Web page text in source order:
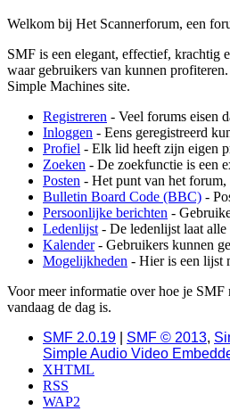
Welkom bij Het Scannerforum, een
SMF is een elegant, effectief, krachtig
waar gebruikers van kunnen
Simple Machines site.
Registreren - Veel forums eisen
Inloggen - Eens geregistreerd
Profiel - Elk lid heeft zijn eigen
Zoeken - De zoekfunctie is een
Posten - Het punt van het
Bulletin Board Code (BBC) -
Persoonlijke berichten -
Ledenlijst - De ledenlijst laat
Kalender- Gebruikers kunnen
Mogelijkheden - Hier is een lijst
Voor meer informatie over hoe je
vandaag de dag is.
SMF 2.0.19
SMF © 2013,
Simple Audio Video
XHTML
RSS
WAP2